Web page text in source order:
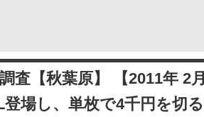
査【秋葉原】 【2011年 2月
場し、単枚で4千円を切る